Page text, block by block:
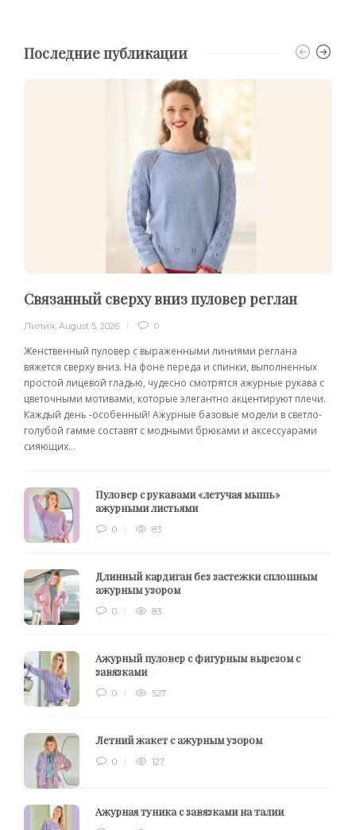
Последние публикации
Связанный сверху вниз пуловер реглан
Лилия, August 5, 2026 0
Женственный пуловер с выраженными линиями реглана
вяжется сверху вниз. На фоне переда и спинки, выполненных
простой лицевой гладью, чудесно смотрятся ажурные рукава с
цветочными мотивами, которые элегантно акцентируют плечи.
Каждый день -особенный! Ажурные базовые модели в светло-
голубой гамме составят с модными брюками и аксессуарами
сияющих...
Пуловер с рукавами «летучая мышь»
ажурными листьями
0 83
Длинный кардиган без застежки сплошным
ажурным узором
0 83
Ажурный пуловер с фигурным вырезом с
завязками
0 527
Летний жакет с ажурным узором
0 127
Ажурная туника с завязками на талии